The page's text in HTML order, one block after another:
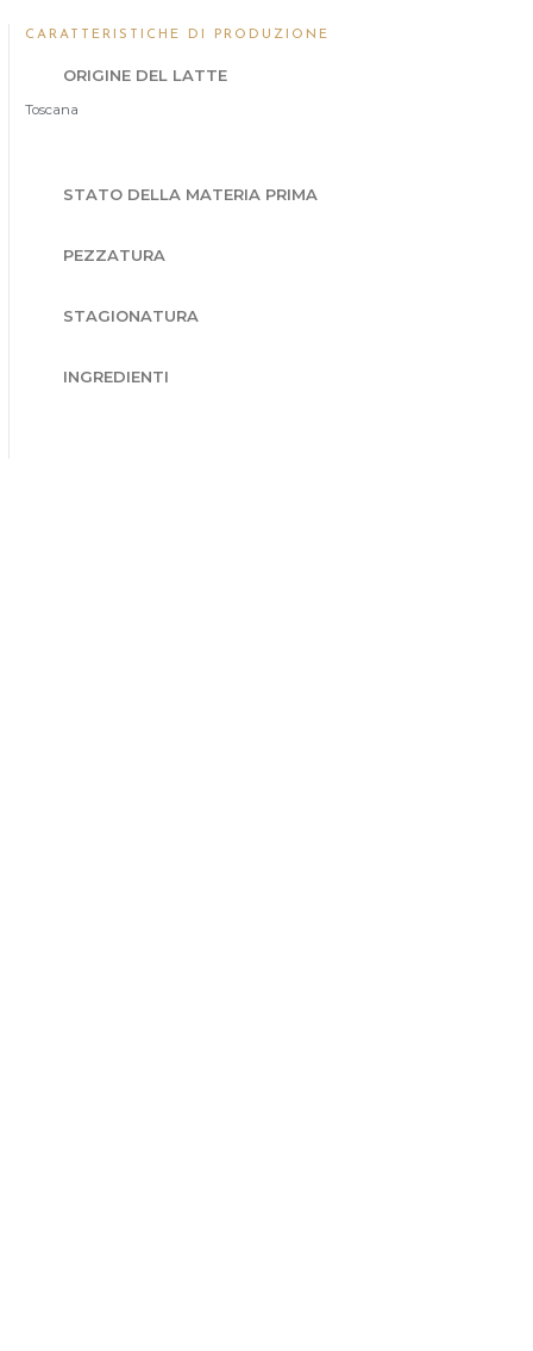
CARATTERISTICHE DI PRODUZIONE
ORIGINE DEL LATTE
Toscana
STATO DELLA MATERIA PRIMA
PEZZATURA
STAGIONATURA
INGREDIENTI